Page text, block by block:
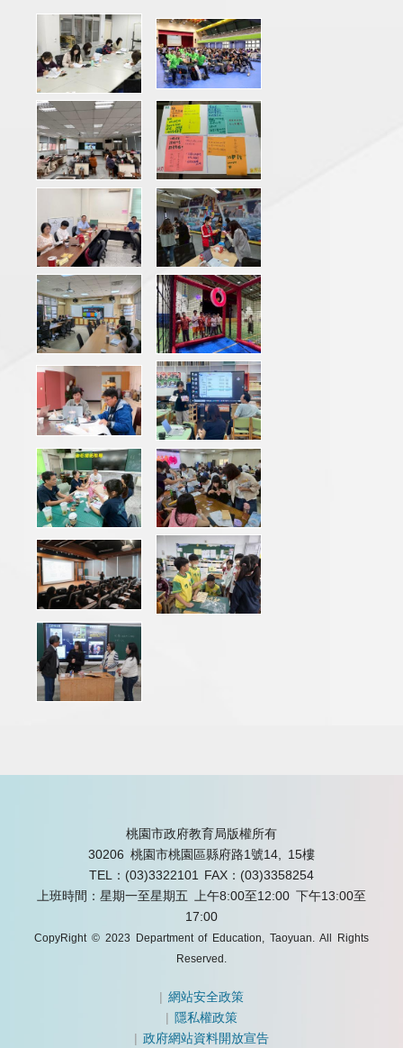
桃園市政府教育局版權所有
30206 桃園市桃園區縣府路1號14, 15樓
TEL：(03)3322101
FAX：(03)3358254
上班時間：星期一至星期五 上午8:00至12:00 下午13:00至
17:00
CopyRight © 2023 Department of Education, Taoyuan. All Rights
Reserved.
|網站安全政策
| 隱私權政策
|政府網站資料開放宣告